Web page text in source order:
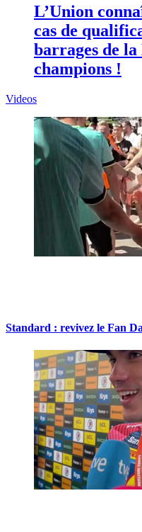
L’Union
cas de
barrages de la
champions !
Videos
Standard : revivez le Fan